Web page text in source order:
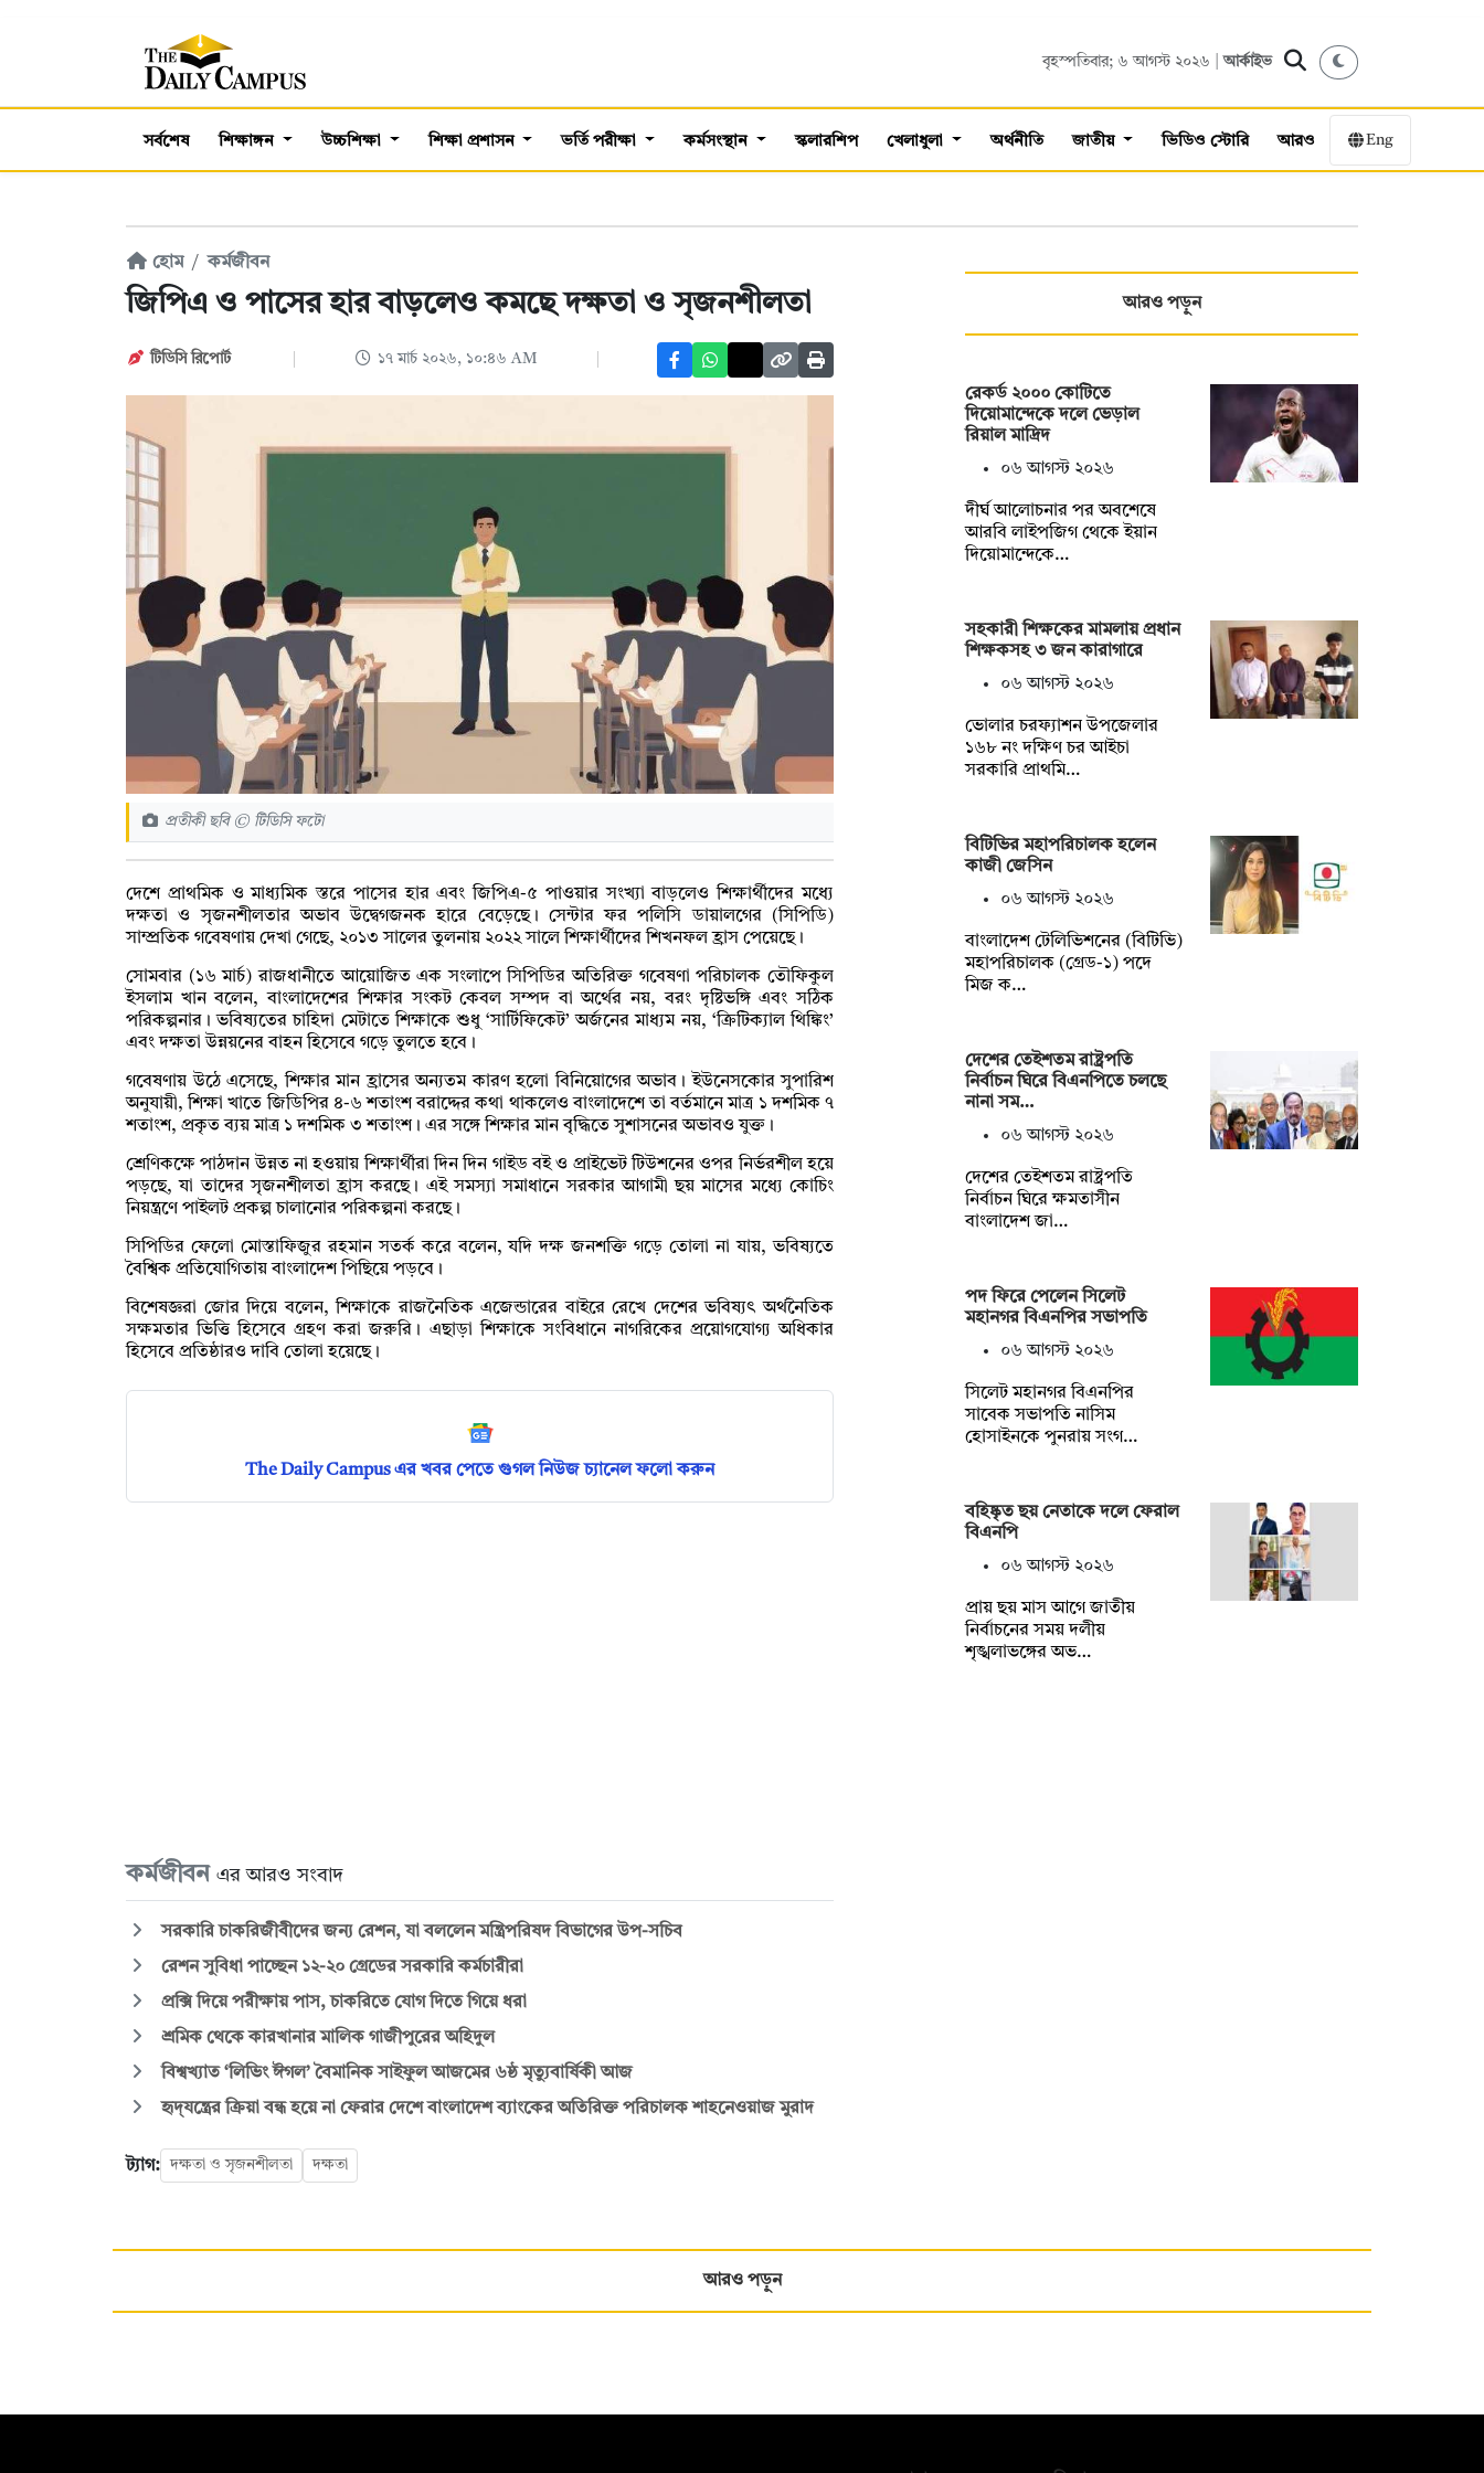
বৃহস্পতিবার; ৬ আগস্ট ২০২৬ |আর্কাইভ
সর্বশেষ শিক্ষাঙ্গন উচ্চশিক্ষা শিক্ষা প্রশাসন ভর্তি পরীক্ষা কর্মসংস্থান স্কলারশিপ খেলাধুলা অর্থনীতি জাতীয় ভিডিও স্টোরি আরও Eng
হোম কর্মজীবন
জিপিএ ও পাসের হার বাড়লেও কমছে দক্ষতা ও সৃজনশীলতা
টিডিসি রিপোর্ট ১৭ মার্চ ২০২৬, ১০:৪৬ AM
প্রতীকী ছবি © টিডিসি ফটো
দেশে প্রাথমিক ও মাধ্যমিক স্তরে পাসের হার এবং জিপিএ-৫ পাওয়ার সংখ্যা বাড়লেও শিক্ষার্থীদের মধ্যে
দক্ষতা ও সৃজনশীলতার অভাব উদ্বেগজনক হারে বেড়েছে। সেন্টার ফর পলিসি ডায়ালগের (সিপিডি)
সাম্প্রতিক গবেষণায় দেখা গেছে, ২০১৩ সালের তুলনায় ২০২২ সালে শিক্ষার্থীদের শিখনফল হ্রাস পেয়েছে।
সোমবার (১৬ মার্চ) রাজধানীতে আয়োজিত এক সংলাপে সিপিডির অতিরিক্ত গবেষণা পরিচালক তৌফিকুল
ইসলাম খান বলেন, বাংলাদেশের শিক্ষার সংকট কেবল সম্পদ বা অর্থের নয়, বরং দৃষ্টিভঙ্গি এবং সঠিক
পরিকল্পনার। ভবিষ্যতের চাহিদা মেটাতে শিক্ষাকে শুধু ‘সার্টিফিকেট’ অর্জনের মাধ্যম নয়, ‘ক্রিটিক্যাল থিঙ্কিং’
এবং দক্ষতা উন্নয়নের বাহন হিসেবে গড়ে তুলতে হবে।
গবেষণায় উঠে এসেছে, শিক্ষার মান হ্রাসের অন্যতম কারণ হলো বিনিয়োগের অভাব। ইউনেসকোর সুপারিশ
অনুযায়ী, শিক্ষা খাতে জিডিপির ৪-৬ শতাংশ বরাদ্দের কথা থাকলেও বাংলাদেশে তা বর্তমানে মাত্র ১ দশমিক ৭
শতাংশ, প্রকৃত ব্যয় মাত্র ১ দশমিক ৩ শতাংশ। এর সঙ্গে শিক্ষার মান বৃদ্ধিতে সুশাসনের অভাবও যুক্ত।
শ্রেণিকক্ষে পাঠদান উন্নত না হওয়ায় শিক্ষার্থীরা দিন দিন গাইড বই ও প্রাইভেট টিউশনের ওপর নির্ভরশীল হয়ে
পড়ছে, যা তাদের সৃজনশীলতা হ্রাস করছে। এই সমস্যা সমাধানে সরকার আগামী ছয় মাসের মধ্যে কোচিং
নিয়ন্ত্রণে পাইলট প্রকল্প চালানোর পরিকল্পনা করছে।
সিপিডির ফেলো মোস্তাফিজুর রহমান সতর্ক করে বলেন, যদি দক্ষ জনশক্তি গড়ে তোলা না যায়, ভবিষ্যতে
বৈশ্বিক প্রতিযোগিতায় বাংলাদেশ পিছিয়ে পড়বে।
বিশেষজ্ঞরা জোর দিয়ে বলেন, শিক্ষাকে রাজনৈতিক এজেন্ডারের বাইরে রেখে দেশের ভবিষ্যৎ অর্থনৈতিক
সক্ষমতার ভিত্তি হিসেবে গ্রহণ করা জরুরি। এছাড়া শিক্ষাকে সংবিধানে নাগরিকের প্রয়োগযোগ্য অধিকার
হিসেবে প্রতিষ্ঠারও দাবি তোলা হয়েছে।
The Daily Campus এর খবর পেতে গুগল নিউজ চ্যানেল ফলো করুন
কর্মজীবন এর আরও সংবাদ
সরকারি চাকরিজীবীদের জন্য রেশন, যা বললেন মন্ত্রিপরিষদ বিভাগের উপ-সচিব
রেশন সুবিধা পাচ্ছেন ১২-২০ গ্রেডের সরকারি কর্মচারীরা
প্রক্সি দিয়ে পরীক্ষায় পাস, চাকরিতে যোগ দিতে গিয়ে ধরা
শ্রমিক থেকে কারখানার মালিক গাজীপুরের অহিদুল
বিশ্বখ্যাত ‘লিভিং ঈগল’ বৈমানিক সাইফুল আজমের ৬ষ্ঠ মৃত্যুবার্ষিকী আজ
হৃদ্‌যন্ত্রের ক্রিয়া বন্ধ হয়ে না ফেরার দেশে বাংলাদেশ ব্যাংকের অতিরিক্ত পরিচালক শাহনেওয়াজ মুরাদ
ট্যাগ: দক্ষতা ও সৃজনশীলতা দক্ষতা
আরও পড়ুন
রেকর্ড ২০০০ কোটিতে
দিয়োমান্দেকে দলে ভেড়াল
রিয়াল মাদ্রিদ
০৬ আগস্ট ২০২৬
দীর্ঘ আলোচনার পর অবশেষে
আরবি লাইপজিগ থেকে ইয়ান
দিয়োমান্দেকে…
সহকারী শিক্ষকের মামলায় প্রধান
শিক্ষকসহ ৩ জন কারাগারে
০৬ আগস্ট ২০২৬
ভোলার চরফ্যাশন উপজেলার
১৬৮ নং দক্ষিণ চর আইচা
সরকারি প্রাথমি…
বিটিভির মহাপরিচালক হলেন
কাজী জেসিন
০৬ আগস্ট ২০২৬
বাংলাদেশ টেলিভিশনের (বিটিভি)
মহাপরিচালক (গ্রেড-১) পদে
মিজ ক…
দেশের তেইশতম রাষ্ট্রপতি
নির্বাচন ঘিরে বিএনপিতে চলছে
নানা সম…
০৬ আগস্ট ২০২৬
দেশের তেইশতম রাষ্ট্রপতি
নির্বাচন ঘিরে ক্ষমতাসীন
বাংলাদেশ জা…
পদ ফিরে পেলেন সিলেট
মহানগর বিএনপির সভাপতি
০৬ আগস্ট ২০২৬
সিলেট মহানগর বিএনপির
সাবেক সভাপতি নাসিম
হোসাইনকে পুনরায় সংগ…
বহিষ্কৃত ছয় নেতাকে দলে ফেরাল
বিএনপি
০৬ আগস্ট ২০২৬
প্রায় ছয় মাস আগে জাতীয়
নির্বাচনের সময় দলীয়
শৃঙ্খলাভঙ্গের অভ…
আরও পড়ুন